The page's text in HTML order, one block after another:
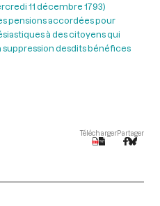
11 décembre 1793)
pensions accordées pour
à des citoyens qui
suppression desdits bénéfices
TéléchargerPartager